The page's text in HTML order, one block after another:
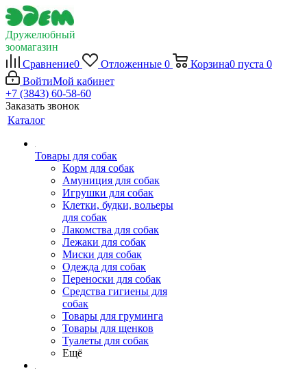
Дружелюбный
зоомагазин
Сравнение0 Отложенные 0 Корзина0 пуста 0
ВойтиМой кабинет
+7 (3843) 60-58-60
Заказать звонок
Каталог
Товары для собак
Корм для собак
Амуниция для собак
Игрушки для собак
Клетки, будки, вольеры
для собак
Лакомства для собак
Лежаки для собак
Миски для собак
Одежда для собак
Переноски для собак
Средства гигиены для
собак
Товары для груминга
Товары для щенков
Туалеты для собак
Ещё